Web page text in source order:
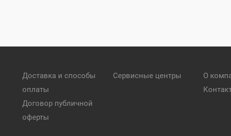
Доставка и способы
оплаты
Договор публичной
оферты
Сервисные центры
О